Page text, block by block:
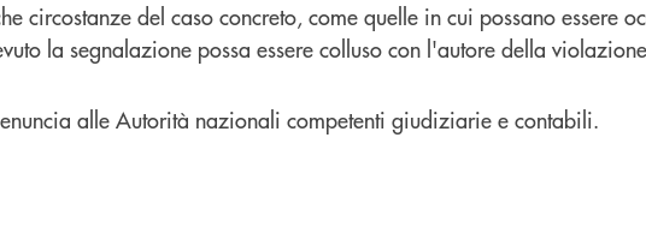
circostanze del caso concreto, come quelle in cui possano essere
la segnalazione possa essere colluso con l'autore della
alle Autorità nazionali competenti giudiziarie e contabili.